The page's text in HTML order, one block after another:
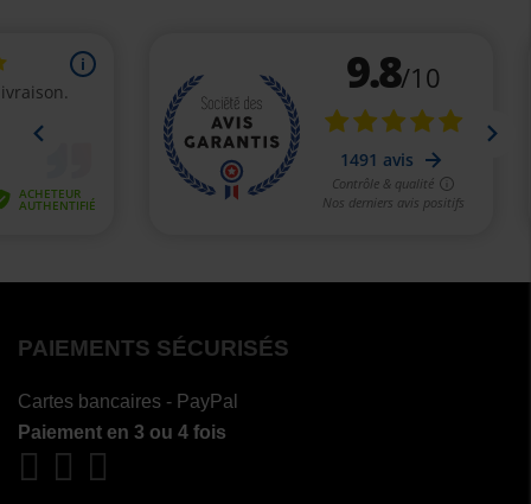
PAIEMENTS SÉCURISÉS
Cartes bancaires - PayPal
Paiement en 3 ou 4 fois